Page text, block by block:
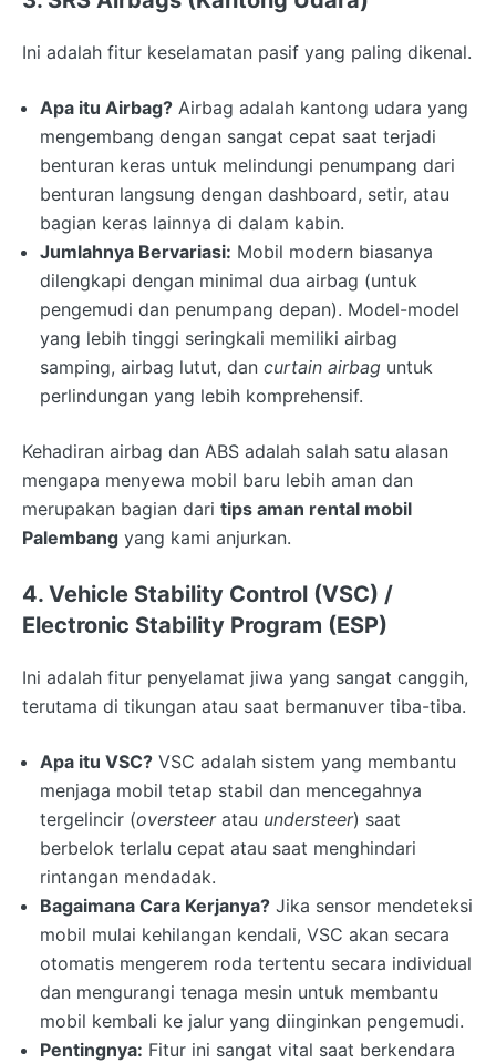
Ini adalah fitur keselamatan pasif yang paling dikenal.
Apa itu Airbag? Airbag adalah kantong udara yang
mengembang dengan sangat cepat saat terjadi
benturan keras untuk melindungi penumpang dari
benturan langsung dengan dashboard, setir, atau
bagian keras lainnya di dalam kabin.
Jumlahnya Bervariasi: Mobil modern biasanya
dilengkapi dengan minimal dua airbag (untuk
pengemudi dan penumpang depan). Model-model
yang lebih tinggi seringkali memiliki airbag
samping, airbag lutut, dan curtain airbag untuk
perlindungan yang lebih komprehensif.
Kehadiran airbag dan ABS adalah salah satu alasan
mengapa menyewa mobil baru lebih aman dan
merupakan bagian dari tips aman rental mobil
Palembang yang kami anjurkan.
4. Vehicle Stability Control (VSC) /
Electronic Stability Program (ESP)
Ini adalah fitur penyelamat jiwa yang sangat canggih,
terutama di tikungan atau saat bermanuver tiba-tiba.
Apa itu VSC? VSC adalah sistem yang membantu
menjaga mobil tetap stabil dan mencegahnya
tergelincir (oversteeratau understeer) saat
berbelok terlalu cepat atau saat menghindari
rintangan mendadak.
Bagaimana Cara Kerjanya? Jika sensor mendeteksi
mobil mulai kehilangan kendali, VSC akan secara
otomatis mengerem roda tertentu secara individual
dan mengurangi tenaga mesin untuk membantu
mobil kembali ke jalur yang diinginkan pengemudi.
Pentingnya: Fitur ini sangat vital saat berkendara